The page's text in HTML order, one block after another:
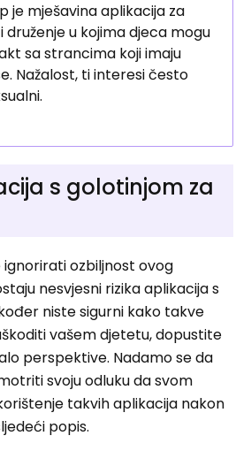
je mješavina aplikacija za
druženje u kojima djeca mogu
sa strancima koji imaju
Nažalost, ti interesi često
s golotinjom za
ignorirati ozbiljnost ovog
nesvjesni rizika aplikacija s
niste sigurni kako takve
vašem djetetu, dopustite
perspektive. Nadamo se da
svoju odluku da svom
takvih aplikacija nakon
popis.